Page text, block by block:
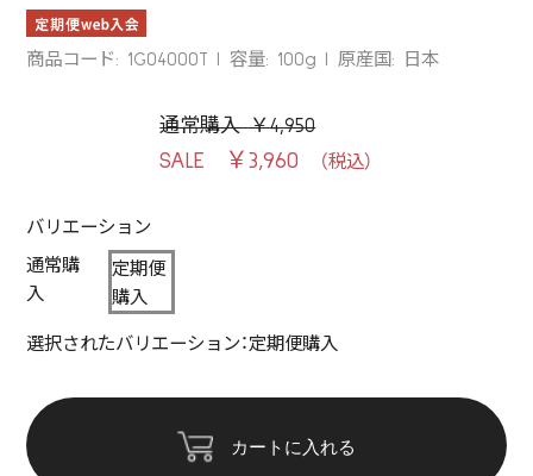
商品コード: 1G04000T 容量: 100g 原産国: 日本
通常購入 ￥4,950
￥3,960
バリエーション
通常購
入
定期便
購入
選択されたバリエーション：定期便購入
カートに入れる